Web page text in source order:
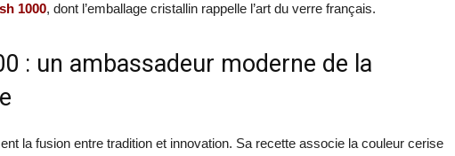
1000, dont l’emballage cristallin rappelle l’art du verre français.
: un ambassadeur moderne de la
la fusion entre tradition et innovation. Sa recette associe la couleur cerise